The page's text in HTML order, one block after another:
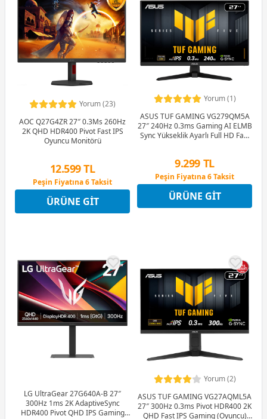
Yorum (23)
AOC Q27G4ZR 27″ 0.3Ms 260Hz
2K QHD HDR400 Pivot Fast IPS
Oyuncu Monitörü
12.599 TL
Peşin Fiyatına 6 Taksit
12 Ay x 1.482 TL taksitle
Peşin Fiyatına 6 Taksit
ÜRÜNE GIT
Yorum (1)
ASUS TUF GAMING VG279QM5A
27″ 240Hz 0.3ms Gaming AI ELMB
Sync Yükseklik Ayarlı Full HD Fast
9.299 TL
Peşin Fiyatına 6 Taksit
12 Ay x 1.094 TL taksitle
Peşin Fiyatına 6 Taksit
ÜRÜNE GIT
LG UltraGear 27G640A-B 27″
300Hz 1ms 2K AdaptiveSync
HDR400 Pivot QHD IPS Gaming
Yorum (2)
ASUS TUF GAMING VG27AQML5A
27″ 300Hz 0.3ms Pivot HDR400 2K
QHD Fast IPS Gaming (Oyuncu)